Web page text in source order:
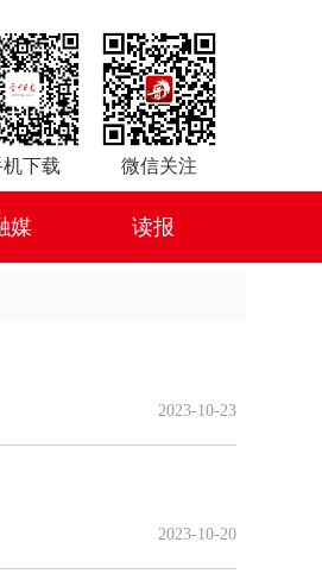
下载 微信关注
媒 读报
2023-10-23
2023-10-20